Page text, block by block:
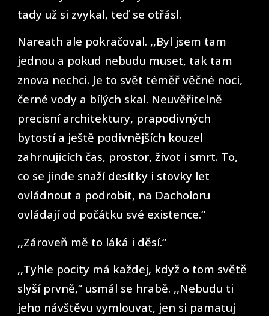
tady už si zvykal, teď se otřásl.
Nareath ale pokračoval. ,,Byl jsem tam
jednou a pokud nebudu muset, tak tam
znova nechci. Je to svět téměř věčné noci,
černé vody a bílých skal. Neuvěřitelně
precisní architektury, prapodivných
bytostí a ještě podivnějších kouzel
zahrnujících čas, prostor, život i smrt. To,
co se jinde snaží desítky i stovky let
ovládnout a podrobit, na Dacholoru
ovládají od počátku své existence.“
,,Zároveň mě to láká i děsí.“
,,Tyhle pocity má každej, když o tom světě
slyší prvně,“ usmál se hrabě. ,,Nebudu ti
jeho návštěvu vymlouvat, jen si pamatuj